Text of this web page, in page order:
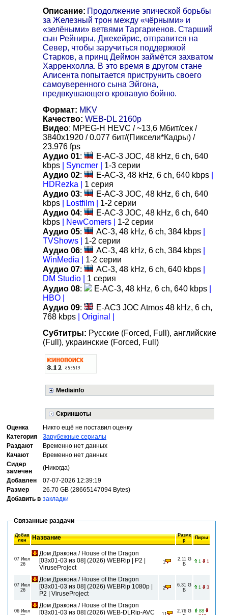
Описание: Продолжение эпической борьбы
за Железный трон между «чёрными» и
«зелёными» ветвями Таргариенов. Старший
сын Рейниры, Джекейрис, отправится на
Север, чтобы заручиться поддержкой
Старков, а принц Деймон займётся захватом
Харренхолла. В это время в другом стане
Алисента попытается приструнить своего
самоуверенного сына Эйгона,
предвкушающего кровавую бойню.
Формат: MKV
Качество: WEB-DL 2160p
Видео: MPEG-H HEVC / ~13,6 Мбит/сек /
3840x1920 / 0.077 бит/(Пиксели*Кадры) /
23.976 fps
Аудио 01:
E-AC-3 JOC, 48 kHz, 6 ch, 640
kbps
| Syncmer |
1-3 серии
Аудио 02: E-AC-3, 48 kHz, 6 ch, 640 kbps
HDRezka |
1 серия
Аудио 03:
E-AC-3 JOC, 48 kHz, 6 ch, 640
kbps
| Lostfilm |
1-2 серии
Аудио 04:
E-AC-3 JOC, 48 kHz, 6 ch, 640
kbps
| NewComers |
1-2 серии
Аудио 05: AC-3, 48 kHz, 6 ch, 384 kbps
TVShows |
1-2 серии
Аудио 06: AC-3, 48 kHz, 6 ch, 384 kbps
WinMedia |
1-2 серии
Аудио 07: AC-3, 48 kHz, 6 ch, 640 kbps
DM Studio |
1 серия
Аудио 08: E-AC-3, 48 kHz, 6 ch, 640 kbps
HBO |
Аудио 09:
E-AC3 JOC Atmos 48 kHz, 6 ch,
768 kbps
| Original |
Субтитры: Русские (Forced, Full), английские
(Full), украинские (Forced, Full)
Mediainfo
Скриншоты
Оценка
Никто ещё не поставил оценку
Категория
Зарубежные сериалы
Раздают
Временно нет данных
Качают
Временно нет данных
Сидер
замечен
(Никогда)
Добавлен
07-07-2026 12:39:19
Размер
26.70 GB (28665147094 Bytes)
Добавить в закладки
Связанные раздачи
Добав
лен
Название
Разме
р
Пиры
07 Июл
26
Дом Дракона / House of the Dragon
[03х01-03 из 08] (2026) WEBRip | P2 |
ViruseProject
1
2.11 G
B
1 1
07 Июл
26
Дом Дракона / House of the Dragon
[03х01-03 из 08] (2026) WEBRip 1080p |
P2 | ViruseProject
2
6.31 G
B
1 3
06 Июл
Дом Дракона / House of the Dragon
[03х01-03 из 08] (2026) WEB-DLRip-AVC
2.76 G
88